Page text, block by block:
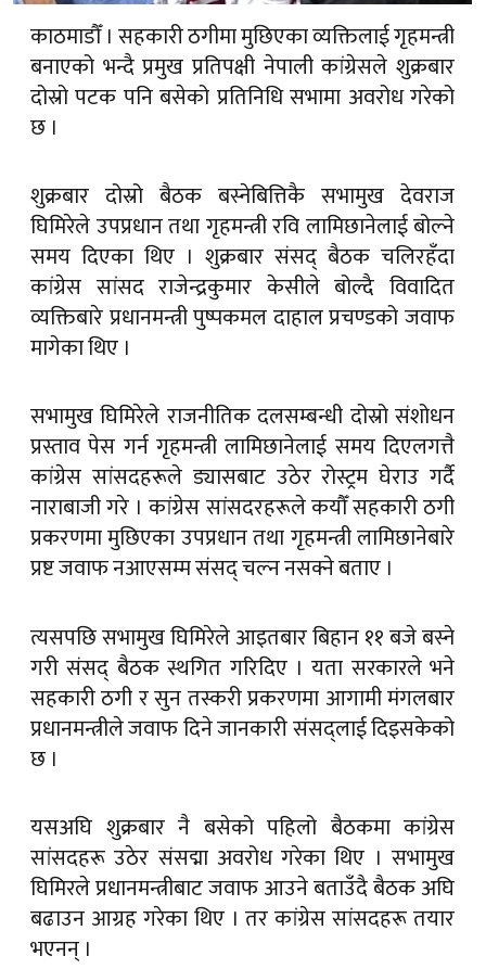
काठमाडौँ । सहकारी ठगीमा मुछिएका व्यक्तिलाई गृहमन्त्री
बनाएको भन्दै प्रमुख प्रतिपक्षी नेपाली कांग्रेसले शुक्रबार
दोस्रो पटक पनि बसेको प्रतिनिधि सभामा अवरोध गरेको
छ ।
शुक्रबार दोस्रो बैठक बस्नेबित्तिकै सभामुख देवराज
घिमिरेले उपप्रधान तथा गृहमन्त्री रवि लामिछानेलाई बोल्ने
समय दिएका थिए । शुक्रबार संसद् बैठक चलिरहँदा
कांग्रेस सांसद राजेन्द्रकुमार केसीले बोल्दै विवादित
व्यक्तिबारे प्रधानमन्त्री पुष्पकमल दाहाल प्रचण्डको जवाफ
मागेका थिए ।
सभामुख घिमिरेले राजनीतिक दलसम्बन्धी दोस्रो संशोधन
प्रस्ताव पेस गर्न गृहमन्त्री लामिछानेलाई समय दिएलगत्तै
कांग्रेस सांसदहरूले ड्यासबाट उठेर रोस्ट्रम घेराउ गर्दै
नाराबाजी गरे । कांग्रेस सांसदरहरूले कयौँ सहकारी ठगी
प्रकरणमा मुछिएका उपप्रधान तथा गृहमन्त्री लामिछानेबारे
प्रष्ट जवाफ नआएसम्म संसद् चल्न नसक्ने बताए ।
त्यसपछि सभामुख घिमिरेले आइतबार बिहान ११ बजे बस्ने
गरी संसद् बैठक स्थगित गरिदिए । यता सरकारले भने
सहकारी ठगी र सुन तस्करी प्रकरणमा आगामी मंगलबार
प्रधानमन्त्रीले जवाफ दिने जानकारी संसद्‍लाई दिइसकेको
छ ।
यसअघि शुक्रबार नै बसेको पहिलो बैठकमा कांग्रेस
सांसदहरू उठेर संसद्मा अवरोध गरेका थिए । सभामुख
घिमिरले प्रधानमन्त्रीबाट जवाफ आउने बताउँदै बैठक अघि
बढाउन आग्रह गरेका थिए । तर कांग्रेस सांसदहरू तयार
भएनन् ।